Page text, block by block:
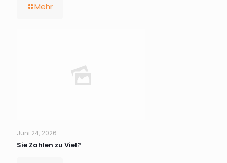
Mehr
Juni 24, 2026
Sie Zahlen zu Viel?